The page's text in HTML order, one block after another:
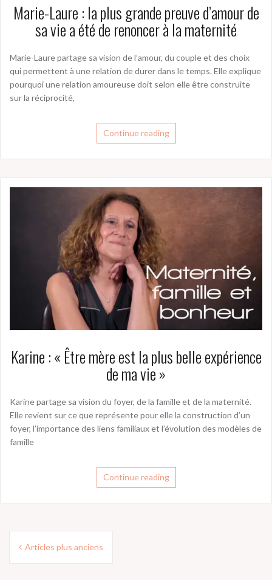
Marie-Laure : la plus grande preuve d’amour de
sa vie a été de renoncer à la maternité
Marie-Laure partage sa vision de l’amour, du couple et des choix
qui permettent à une relation de durer dans le temps. Elle explique
pourquoi une relation amoureuse doit selon elle être construite
sur la réciprocité,
Continue reading
Karine : « Être mère est la plus belle expérience
de ma vie »
Karine partage sa vision du foyer, de la famille et de la maternité.
Elle revient sur ce que représente pour elle la construction d’un
foyer, l’importance des liens familiaux et l’évolution des modèles de
famille
Continue reading
Navigation
Articles plus anciens